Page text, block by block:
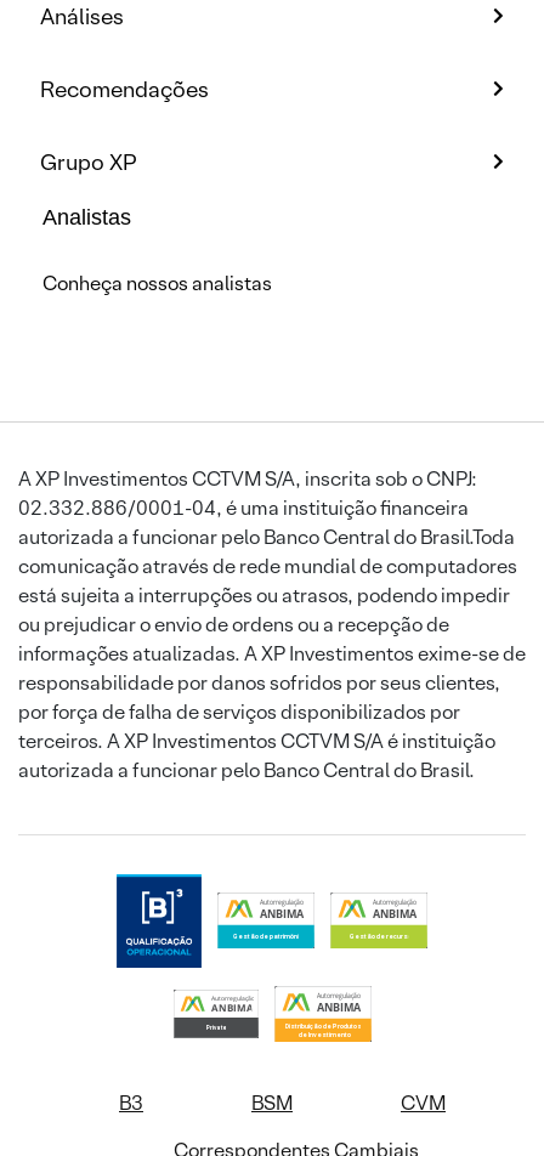
Análises
Recomendações
Grupo XP
Analistas
Conheça nossos analistas
A XP Investimentos CCTVM S/A, inscrita sob o CNPJ:
02.332.886/0001-04, é uma instituição financeira
autorizada a funcionar pelo Banco Central do Brasil.Toda
comunicação através de rede mundial de computadores
está sujeita a interrupções ou atrasos, podendo impedir
ou prejudicar o envio de ordens ou a recepção de
informações atualizadas. A XP Investimentos exime-se de
responsabilidade por danos sofridos por seus clientes,
por força de falha de serviços disponibilizados por
terceiros. A XP Investimentos CCTVM S/A é instituição
autorizada a funcionar pelo Banco Central do Brasil.
B3 BSM
CVM
Correspondentes Cambiais